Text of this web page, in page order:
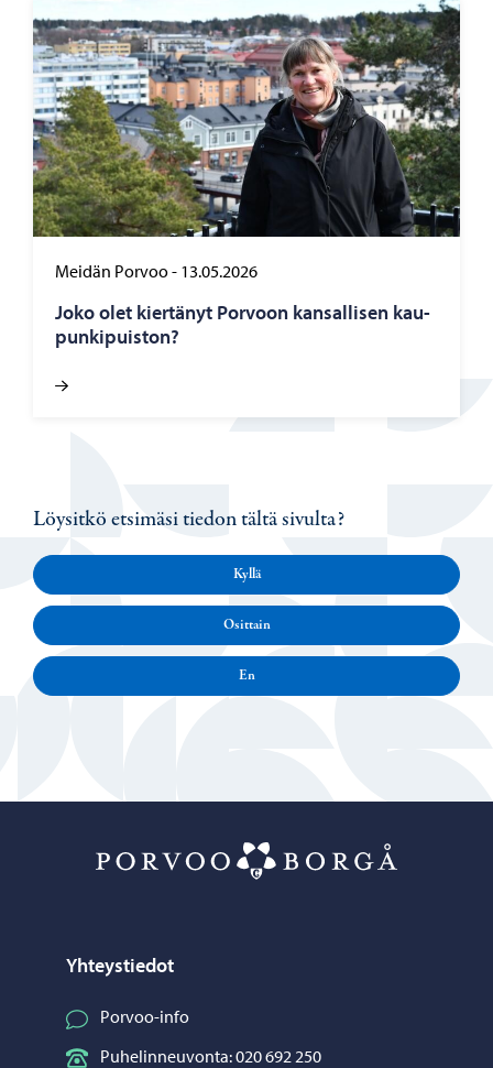
Meidän Porvoo- 13.05.2026
Joko olet kier­tä­nyt Por­voon kan­sal­li­sen kau­
pun­ki­puis­ton?
Löysitkö etsimäsi tiedon tältä sivulta?
Kyllä
Osittain
En
Yhteystiedot
Porvoo-info
Puhelinneuvonta: 020 692 250